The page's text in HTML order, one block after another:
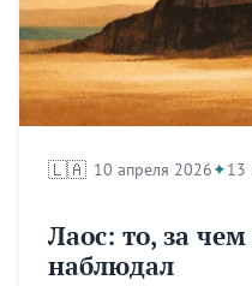
🇱🇦 10 апреля 2026 13
Лаос: то, за
наблюдал